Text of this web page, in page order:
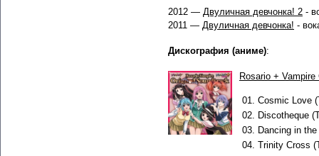
2012 — Двуличная девчонка! 2 -
2011 — Двуличная девчонка! -
Дискография (аниме):
Rosario +
01. Cosmic Love
02. Discotheque
03. Dancing in
04. Trinity Cross